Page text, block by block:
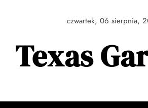
czwartek, 06 sierpnia,
Texas